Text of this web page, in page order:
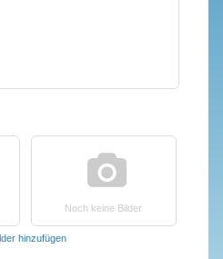
Noch keine Bilder
hinzufügen